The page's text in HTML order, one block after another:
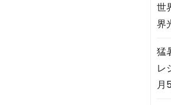
世
界
猛
レ
月